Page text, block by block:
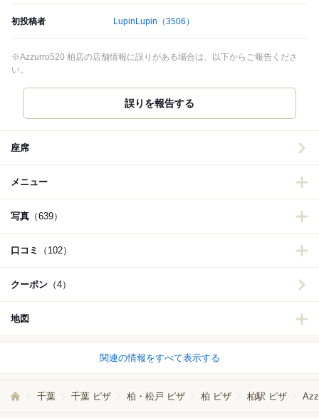
初投稿者 LupinLupin （3506）
※Azzurro520 柏店の店舗情報に誤りがある場合は、以下からご報告くださ
い。
誤りを報告する
座席
メニュー
写真 （639）
口コミ （102）
クーポン （4）
地図
関連の情報をすべて表示する
千葉 千葉 ピザ 柏・松戸 ピザ 柏 ピザ 柏駅 ピザ